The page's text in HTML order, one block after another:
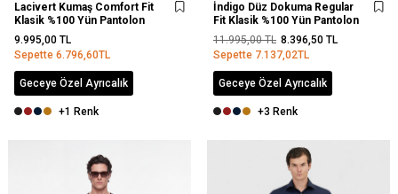
Lacivert Kumaş Comfort Fit
Klasik %100 Yün Pantolon
9.995,00 TL
Sepette 6.796,60TL
Geceye Özel Ayrıcalık
+1 Renk
İndigo Düz Dokuma Regular
Fit Klasik %100 Yün Pantolon
11.995,00TL 8.396,50 TL
Sepette 7.137,02TL
Geceye Özel Ayrıcalık
+3 Renk